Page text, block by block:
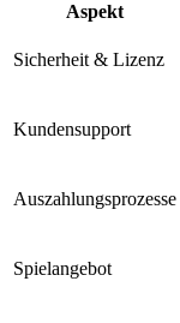
Aspekt
Sicherheit & Lizenz
Kundensupport
Auszahlungsprozesse
Spielangebot